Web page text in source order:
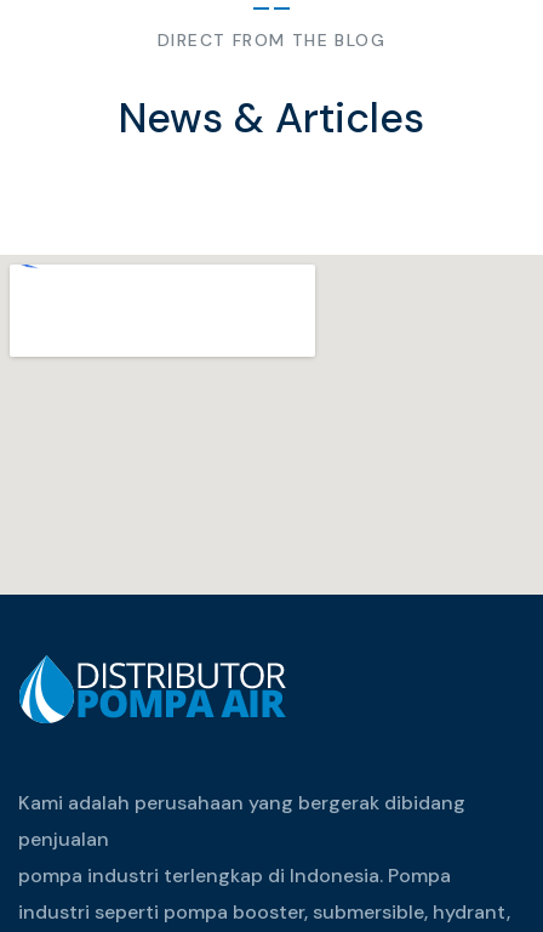
DIRECT FROM THE BLOG
News & Articles
Kami adalah perusahaan yang bergerak dibidang
penjualan
pompa industri terlengkap di Indonesia. Pompa
industri seperti pompa booster, submersible, hydrant,